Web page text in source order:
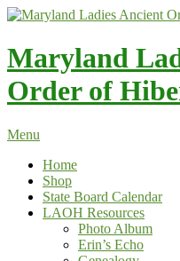
Skip
content
Maryland
Order of
Menu
Home
Shop
State Board Calendar
LAOH Resources
Photo Album
Erin’s Echo